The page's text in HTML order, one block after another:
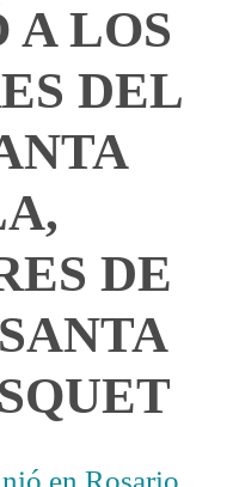
LOS
DEL
DE
en Rosario